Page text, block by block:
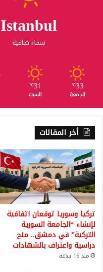
Istanbul
سماء صافية
33
℃
الجمعة
31
℃
السبت
أخر المقالات
تركيا وسوريا توقعان اتفاقية
لإنشاء “الجامعة السورية
التركية” في دمشق.. منح
دراسية واعتراف بالشهادات
منذ 16 ساعة